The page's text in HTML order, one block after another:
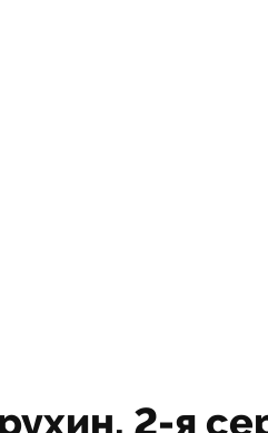
2-я